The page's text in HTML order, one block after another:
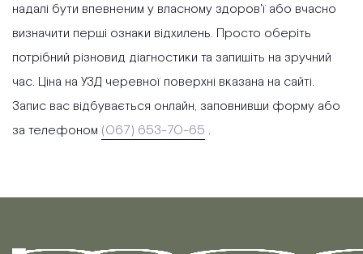
надалі бути впевненим у власному здоров'ї або вчасно
визначити перші ознаки відхилень. Просто оберіть
потрібний різновид діагностики та запишіть на зручний
час. Ціна на УЗД черевної поверхні вказана на сайті.
Запис вас відбувається онлайн, заповнивши форму або
за телефоном (067) 653-70-65 .